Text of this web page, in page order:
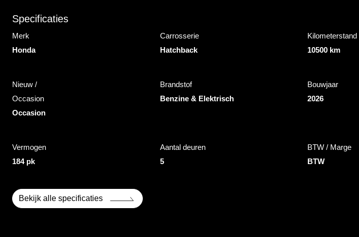
Specificaties
Merk
Honda
Carrosserie
Hatchback
Kilometerstand
10500 km
Nieuw /
Occasion
Occasion
Brandstof
Benzine & Elektrisch
Bouwjaar
2026
Vermogen
184 pk
Aantal deuren
5
BTW / Marge
BTW
Bekijk alle specificaties